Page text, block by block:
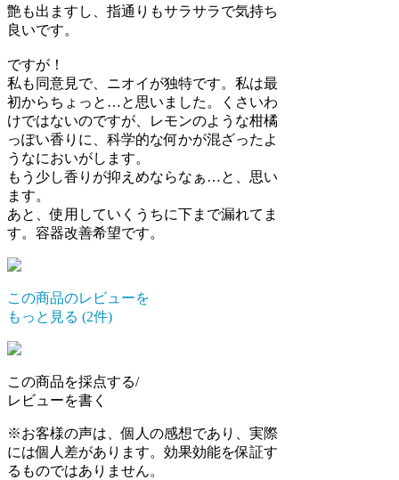
艶も出ますし、指通りもサラサラで気持ち
良いです。
ですが！
私も同意見で、ニオイが独特です。私は最
初からちょっと…と思いました。くさいわ
けではないのですが、レモンのような柑橘
っぽい香りに、科学的な何かが混ざったよ
うなにおいがします。
もう少し香りが抑えめならなぁ…と、思い
ます。
あと、使用していくうちに下まで漏れてま
す。容器改善希望です。
この商品のレビューを
もっと見る (2件)
この商品を採点する/
レビューを書く
※お客様の声は、個人の感想であり、実際
には個人差があります。効果効能を保証す
るものではありません。